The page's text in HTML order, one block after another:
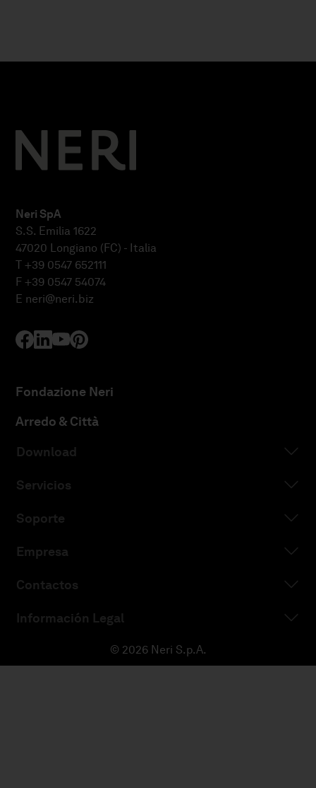
Neri SpA
S.S. Emilia 1622
47020 Longiano (FC) - Italia
T +39 0547 652111
F +39 0547 54074
E neri@neri.biz
Fondazione Neri
Arredo & Città
Download
Servicios
Soporte
Empresa
Contactos
Información Legal
© 2026 Neri S.p.A.